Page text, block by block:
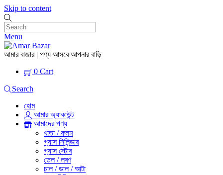
Skip to content
Menu
আমার বাজার | পণ্য আসবে আপনার বাড়ি
0 Cart
Search
হোম
আমার অ্যাকাউন্ট
আমাদের পণ্য
খাতা / কলম
গ্যাস সিলিন্ডার
গ্যাস স্টোব
তেল / লবণ
চাল / ডাল / আটা